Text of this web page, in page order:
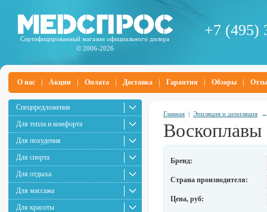
Сертифицированный магазин официального дилера
© 2006-2026
+7 (495)
О нас Акции Оплата Доставка Гарантия Обзоры
Спецпредложения
Для тепла и комфорта
Для похудения
Для спорта
Для отдыха
Для массажа
Для красоты
Главная | Эпиляция и депиляция
Воскоплавы
Бренд:
Страна производителя:
Цена, руб: